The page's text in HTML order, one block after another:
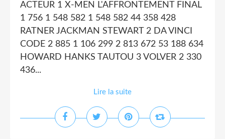
ACTEUR 1 X-MEN L'AFFRONTEMENT FINAL
1 756 1 548 582 1 548 582 44 358 428
RATNER JACKMAN STEWART 2 DA VINCI
CODE 2 885 1 106 299 2 813 672 53 188 634
HOWARD HANKS TAUTOU 3 VOLVER 2 330
436...
Lire la suite